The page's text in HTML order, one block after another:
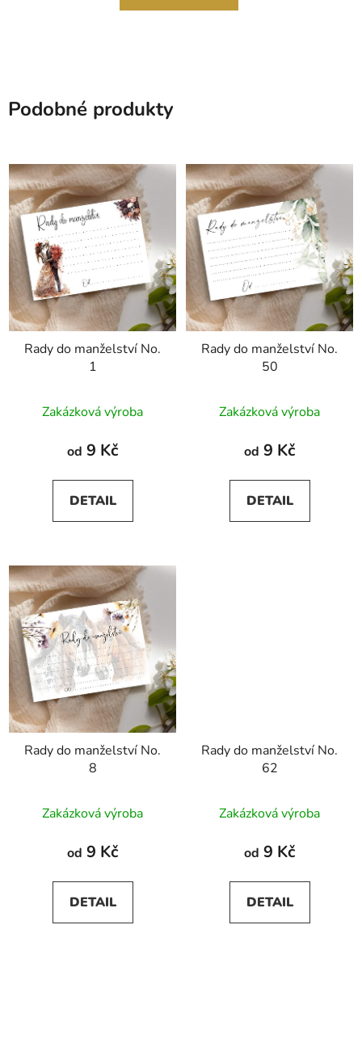
Podobné produkty
Rady do manželství No.
1
Zakázková výroba
od 9 Kč
DETAIL
Rady do manželství No.
50
Zakázková výroba
od 9 Kč
DETAIL
Rady do manželství No.
8
Zakázková výroba
od 9 Kč
DETAIL
Rady do manželství No.
62
Zakázková výroba
od 9 Kč
DETAIL